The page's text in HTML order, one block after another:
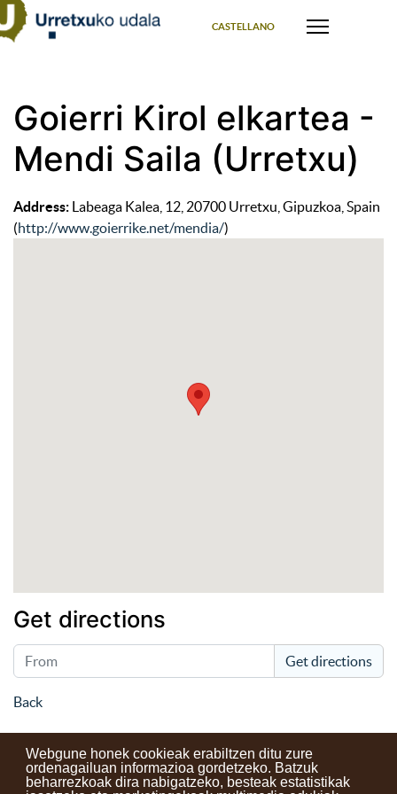
Webgune honek cookieak erabiltzen ditu zure
ordenagailuan informazioa gordetzeko. Batzuk
beharrezkoak dira nabigatzeko, besteak estatistikak
CASTELLANO
Goierri Kirol elkartea -
Mendi Saila (Urretxu)
Address: Labeaga Kalea, 12, 20700 Urretxu, Gipuzkoa, Spain
(http://www.goierrike.net/mendia/)
Get directions
Get directions
Back